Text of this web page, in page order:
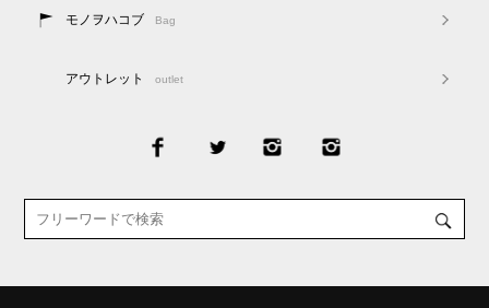
モノヲハコブ Bag
アウトレット outlet